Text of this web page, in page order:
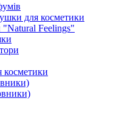
для косметики
"Natural Feelings"
косметики